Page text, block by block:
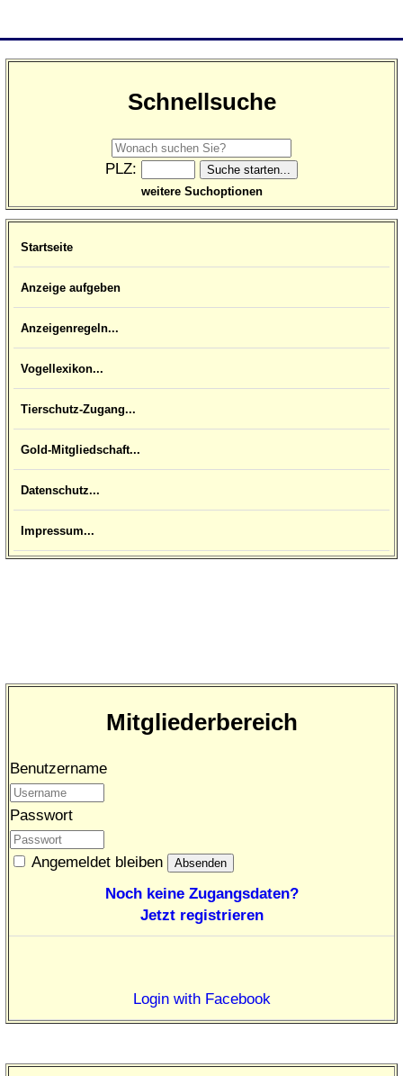
Schnellsuche
PLZ:
weitere Suchoptionen
Startseite
Anzeige aufgeben
Anzeigenregeln...
Vogellexikon...
Tierschutz-Zugang...
Gold-Mitgliedschaft...
Datenschutz...
Impressum...
Mitgliederbereich
Benutzername
Passwort
Angemeldet bleiben
Noch keine Zugangsdaten?
Jetzt registrieren
Login with Facebook